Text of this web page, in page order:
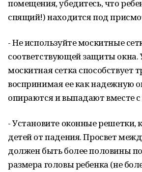
помещения, убедитесь, что
спящий!) находится под
- Не используйте москитные
соответствующей защиты окна.
москитная сетка способствует
воспринимая ее как надежную
опираются и выпадают вместе
- Установите оконные решетки,
детей от падения. Просвет
должен быть более половины
размера головы ребенка (не